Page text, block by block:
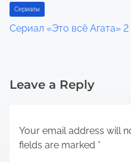
Сериалы
Сериал «Это всё Агата» 2
Leave a Reply
Your email address will
fields are marked *